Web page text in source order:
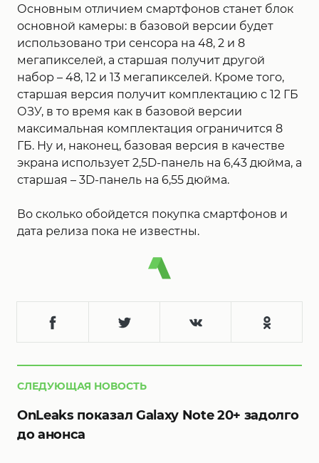
Основным отличием смартфонов станет блок
основной камеры: в базовой версии будет
использовано три сенсора на 48, 2 и 8
мегапикселей, а старшая получит другой
набор – 48, 12 и 13 мегапикселей. Кроме того,
старшая версия получит комплектацию с 12 ГБ
ОЗУ, в то время как в базовой версии
максимальная комплектация ограничится 8
ГБ. Ну и, наконец, базовая версия в качестве
экрана использует 2,5D-панель на 6,43 дюйма, а
старшая – 3D-панель на 6,55 дюйма.
Во сколько обойдется покупка смартфонов и
дата релиза пока не известны.
СЛЕДУЮЩАЯ НОВОСТЬ
OnLeaks показал Galaxy Note 20+ задолго
до анонса